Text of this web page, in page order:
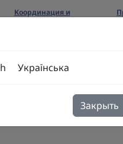
Координация и
Українська
Закрыть